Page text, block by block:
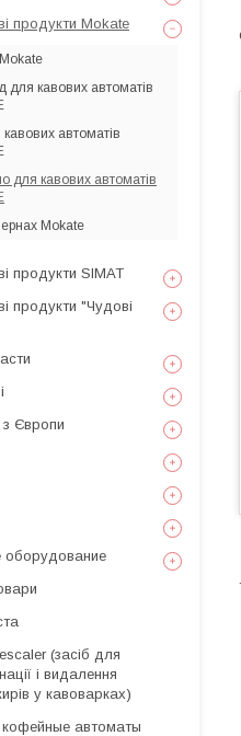
продукти Mokate
для кавових автоматів
автоматів
для кавових автоматів
Mokate
продукти SIMAT
продукти "Чудові
Європи
оборудование
(засіб для
і видалення
у кавоварках)
автоматы